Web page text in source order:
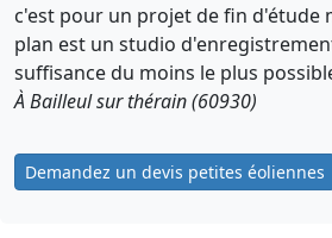
c'est pour un projet de fin d'étude
plan est un studio
suffisance du moins le plus
À Bailleul sur thérain (60930)
Demandez un devis petites éoliennes